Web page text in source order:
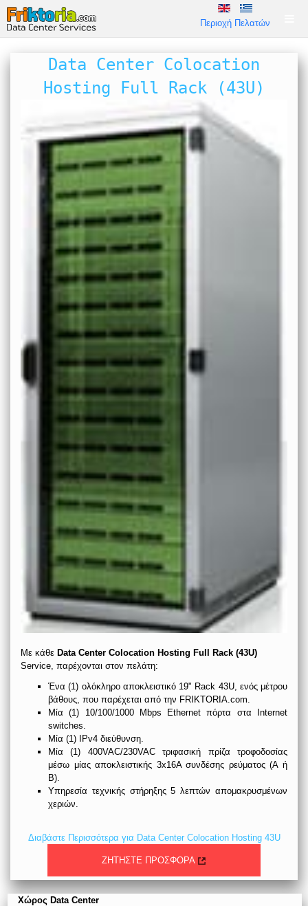
Περιοχή Πελατών
Data Center Colocation
Hosting Full Rack (43U)
Με κάθε Data Center Colocation Hosting Full Rack (43U)
Service, παρέχονται στον πελάτη:
Ένα (1) ολόκληρο αποκλειστικό 19" Rack 43U, ενός μέτρου
βάθους, που παρέχεται από την FRIKTORIA.com.
Μία (1) 10/100/1000 Mbps Ethernet πόρτα στα Internet
switches.
Μία (1) IPv4 διεύθυνση.
Μία (1) 400VAC/230VAC τριφασική πρίζα τροφοδοσίας
μέσω μίας αποκλειστικής 3x16A συνδέσης ρεύματος (Α ή
Β).
Υπηρεσία τεχνικής στήρηξης 5 λεπτών απομακρυσμένων
χεριών.
Διαβάστε Περισσότερα για Data Center Colocation Hosting 43U
ΖΗΤΗΣΤΕ ΠΡΟΣΦΟΡΑ
Χώρος Data Center